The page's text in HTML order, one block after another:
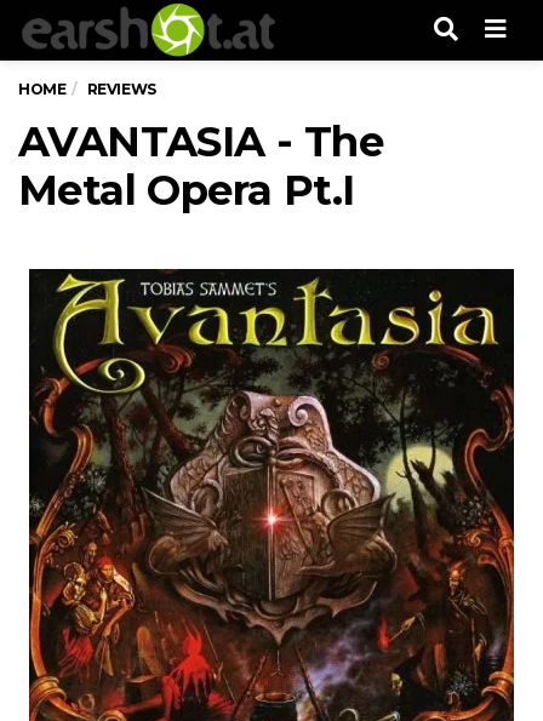
HOME REVIEWS
AVANTASIA - The
Metal Opera Pt.I